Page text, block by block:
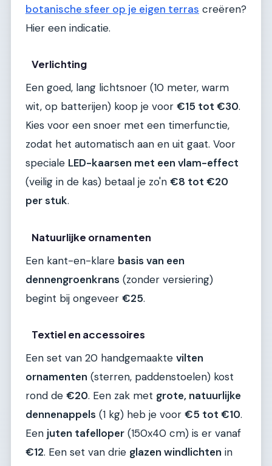
botanische sfeer op je eigen terras creëren?
Hier een indicatie.
Verlichting
Een goed, lang lichtsnoer (10 meter, warm
wit, op batterijen) koop je voor €15 tot €30.
Kies voor een snoer met een timerfunctie,
zodat het automatisch aan en uit gaat. Voor
speciale LED-kaarsen met een vlam-effect
(veilig in de kas) betaal je zo'n €8 tot €20
per stuk.
Natuurlijke ornamenten
Een kant-en-klare basis van een
dennengroenkrans (zonder versiering)
begint bij ongeveer €25.
Textiel en accessoires
Een set van 20 handgemaakte vilten
ornamenten (sterren, paddenstoelen) kost
rond de €20. Een zak met grote, natuurlijke
dennenappels (1 kg) heb je voor €5 tot €10.
Een juten tafelloper (150x40 cm) is er vanaf
€12. Een set van drie glazen windlichten in